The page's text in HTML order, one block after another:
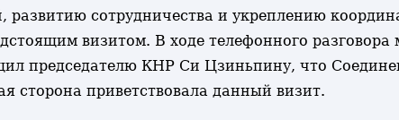
развитию сотрудничества и укреплению
визитом. В ходе телефонного
председателю КНР Си Цзиньпину, что
сторона приветствовала данный визит.